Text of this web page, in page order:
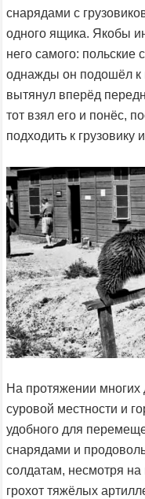
снарядами с
одного ящика. Якобы
него самого: польские
однажды он подошёл к
вытянул вперёд
тот взял его и понёс,
подходить к
На протяжении многих
суровой местности и
удобного для
снарядами и
солдатам, несмотря
грохот тяжёлых